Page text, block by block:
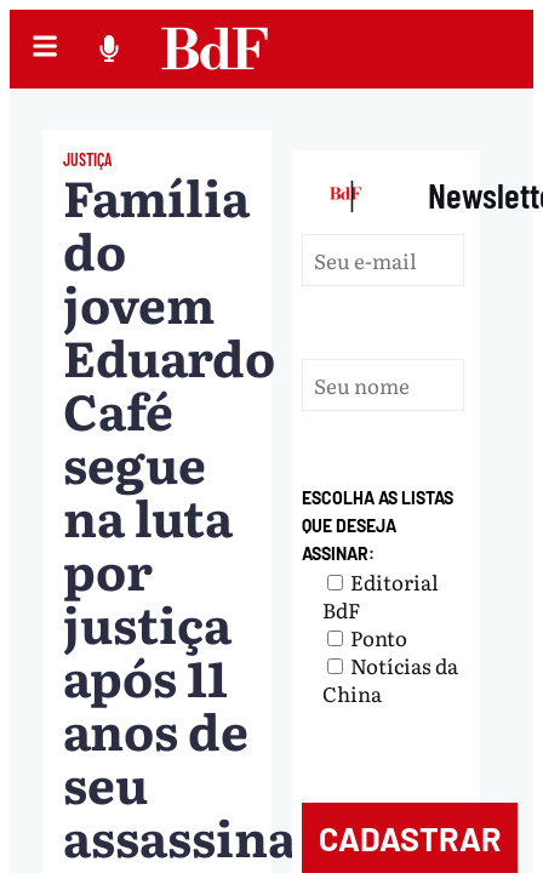
JUSTIÇA
Família
do
jovem
Eduardo
Café
segue
na luta
por
justiça
após 11
anos de
seu
assassinato
|
ESCOLHA AS LISTAS
QUE DESEJA
ASSINAR:
Editorial
BdF
Ponto
Notícias da
China